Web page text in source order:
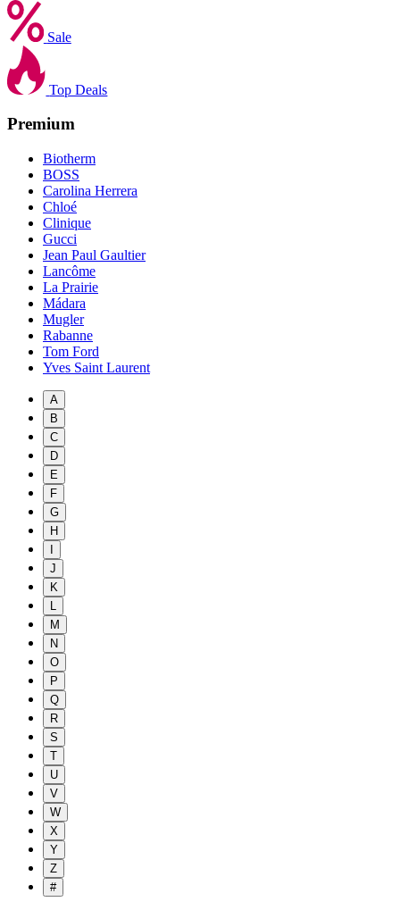
Sale
Top Deals
Premium
Biotherm
BOSS
Carolina Herrera
Chloé
Clinique
Gucci
Jean Paul Gaultier
Lancôme
La Prairie
Mádara
Mugler
Rabanne
Tom Ford
Yves Saint Laurent
A
B
C
D
E
F
G
H
J
K
L
M
N
O
P
Q
R
S
T
U
V
W
X
Y
Z
#